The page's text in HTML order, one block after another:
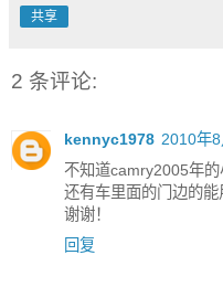
共享
2 条评论:
kennyc1978 2010年
不知道camry2005年的
还有车里面的门边的能
谢谢！
回复